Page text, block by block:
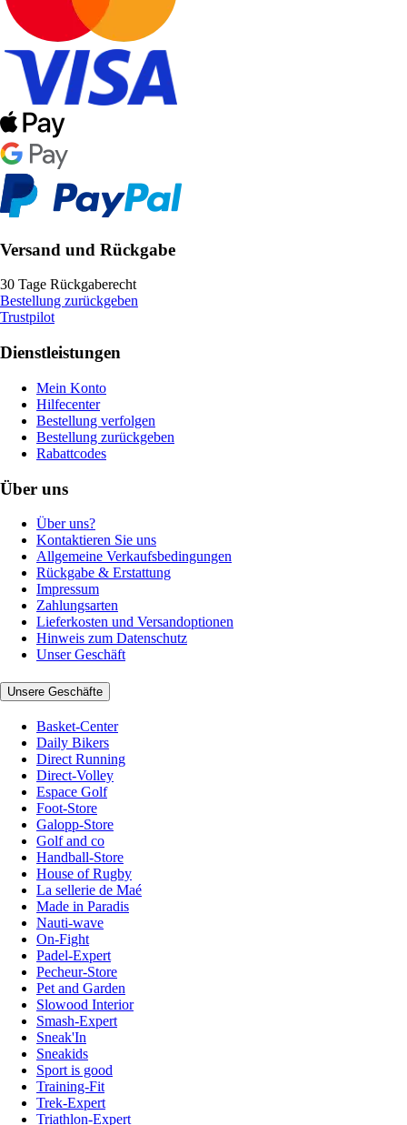
Versand und Rückgabe
30 Tage Rückgaberecht
Bestellung zurückgeben
Trustpilot
Dienstleistungen
Mein Konto
Hilfecenter
Bestellung verfolgen
Bestellung zurückgeben
Rabattcodes
Über uns
Über uns?
Kontaktieren Sie uns
Allgemeine Verkaufsbedingungen
Rückgabe & Erstattung
Impressum
Zahlungsarten
Lieferkosten und Versandoptionen
Hinweis zum Datenschutz
Unser Geschäft
Unsere Geschäfte
Basket-Center
Daily Bikers
Direct Running
Direct-Volley
Espace Golf
Foot-Store
Galopp-Store
Golf and co
Handball-Store
House of Rugby
La sellerie de Maé
Made in Paradis
Nauti-wave
On-Fight
Padel-Expert
Pecheur-Store
Pet and Garden
Slowood Interior
Smash-Expert
Sneak'In
Sneakids
Sport is good
Training-Fit
Trek-Expert
Triathlon-Expert